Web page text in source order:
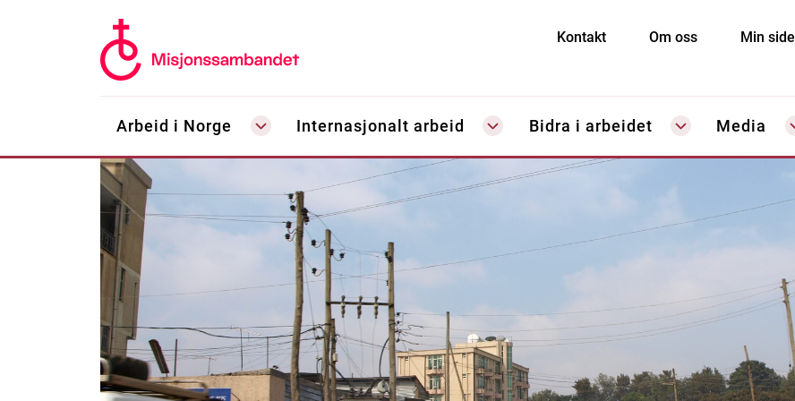
Kontakt Om oss Min side
Arbeid i Norge Internasjonalt arbeid Bidra i arbeidet Media